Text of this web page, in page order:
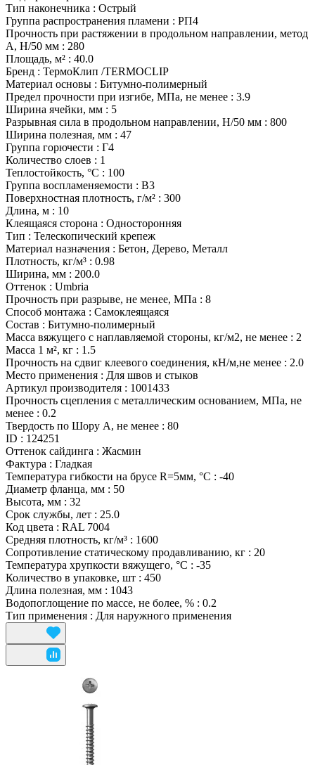
Тип наконечника : Острый
Группа распространения пламени : РП4
Прочность при растяжении в продольном направлении, метод
А, Н/50 мм : 280
Площадь, м² : 40.0
Бренд : ТермоКлип /TERMOCLIP
Материал основы : Битумно-полимерный
Предел прочности при изгибе, МПа, не менее : 3.9
Ширина ячейки, мм : 5
Разрывная сила в продольном направлении, Н/50 мм : 800
Ширина полезная, мм : 47
Группа горючести : Г4
Количество слоев : 1
Теплостойкость, °С : 100
Группа воспламеняемости : В3
Поверхностная плотность, г/м² : 300
Длина, м : 10
Клеящаяся сторона : Односторонняя
Тип : Телескопический крепеж
Материал назначения : Бетон, Дерево, Металл
Плотность, кг/м³ : 0.98
Ширина, мм : 200.0
Оттенок : Umbria
Прочность при разрыве, не менее, МПа : 8
Способ монтажа : Самоклеящаяся
Состав : Битумно-полимерный
Масса вяжущего с наплавляемой стороны, кг/м2, не менее : 2
Масса 1 м², кг : 1.5
Прочность на сдвиг клеевого соединения, кН/м,не менее : 2.0
Место применения : Для швов и стыков
Артикул производителя : 1001433
Прочность сцепления с металлическим основанием, МПа, не
менее : 0.2
Твердость по Шору А, не менее : 80
ID : 124251
Оттенок сайдинга : Жасмин
Фактура : Гладкая
Температура гибкости на брусе R=5мм, °С : -40
Диаметр фланца, мм : 50
Высота, мм : 32
Срок службы, лет : 25.0
Код цвета : RAL 7004
Средняя плотность, кг/м³ : 1600
Сопротивление статическому продавливанию, кг : 20
Температура хрупкости вяжущего, °С : -35
Количество в упаковке, шт : 450
Длина полезная, мм : 1043
Водопоглощение по массе, не более, % : 0.2
Тип применения : Для наружного применения